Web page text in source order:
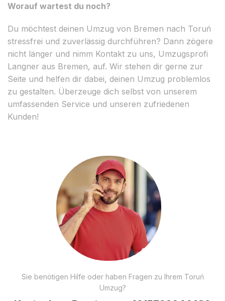
Worauf wartest du noch?
Du möchtest deinen Umzug von Bremen nach Toruń
stressfrei und zuverlässig durchführen? Dann zögere
nicht länger und nimm Kontakt zu uns, Umzugsprofi
Langner aus Bremen, auf. Wir stehen dir gerne zur
Seite und helfen dir dabei, deinen Umzug problemlos
zu gestalten. Überzeuge dich selbst von unserem
umfassenden Service und unseren zufriedenen
Kunden!
Sie benötigen Hilfe oder haben Fragen zu Ihrem Toruń
Umzug?